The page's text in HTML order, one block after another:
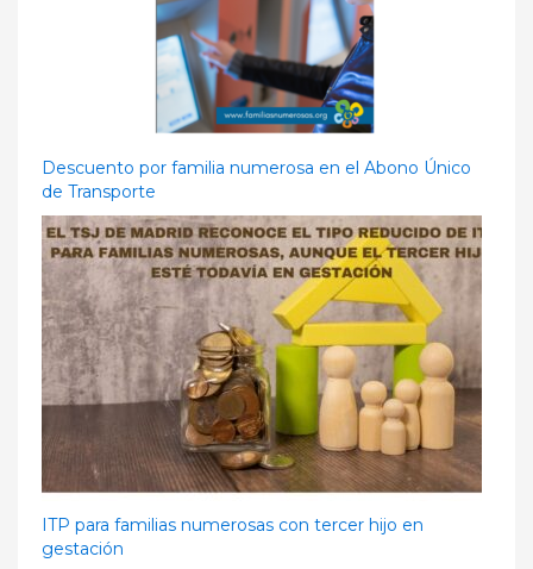
Descuento por familia numerosa en el Abono Único
de Transporte
ITP para familias numerosas con tercer hijo en
gestación